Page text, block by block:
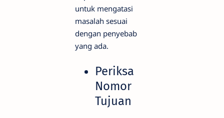
untuk mengatasi
masalah sesuai
dengan penyebab
yang ada.
Periksa
Nomor
Tujuan